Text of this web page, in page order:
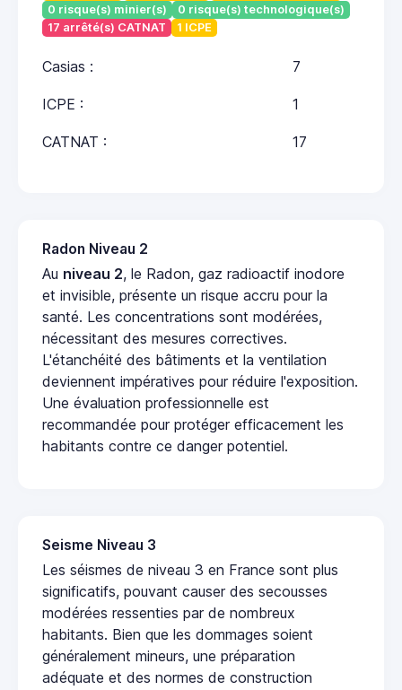
0 risque(s) minier(s)
0 risque(s) technologique(s)
17 arrêté(s) CATNAT
1 ICPE
Casias : 7
ICPE : 1
CATNAT : 17
Radon Niveau 2
Au niveau 2, le Radon, gaz radioactif inodore
et invisible, présente un risque accru pour la
santé. Les concentrations sont modérées,
nécessitant des mesures correctives.
L'étanchéité des bâtiments et la ventilation
deviennent impératives pour réduire l'exposition.
Une évaluation professionnelle est
recommandée pour protéger efficacement les
habitants contre ce danger potentiel.
Seisme Niveau 3
Les séismes de niveau 3 en France sont plus
significatifs, pouvant causer des secousses
modérées ressenties par de nombreux
habitants. Bien que les dommages soient
généralement mineurs, une préparation
adéquate et des normes de construction